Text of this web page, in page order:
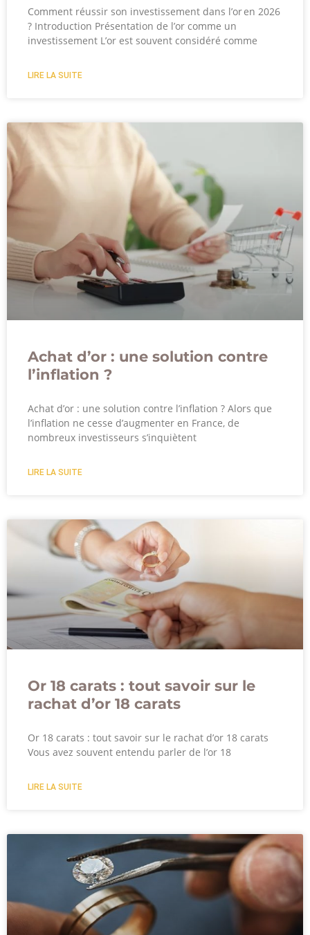
Comment réussir son investissement dans l’or en 2026
? Introduction Présentation de l’or comme un
investissement L’or est souvent considéré comme
LIRE LA SUITE
Achat d’or : une solution contre
l’inflation ?
Achat d’or : une solution contre l’inflation ? Alors que
l’inflation ne cesse d’augmenter en France, de
nombreux investisseurs s’inquiètent
LIRE LA SUITE
Or 18 carats : tout savoir sur le
rachat d’or 18 carats
Or 18 carats : tout savoir sur le rachat d’or 18 carats
Vous avez souvent entendu parler de l’or 18
LIRE LA SUITE